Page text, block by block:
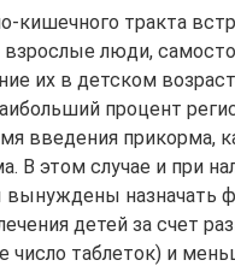
кишечного тракта
люди,
их в детском
процент
введения прикорма,
В этом случае и при
вынуждены назначать
детей за счет
число таблеток) и